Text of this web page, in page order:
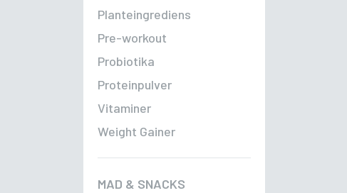
Planteingrediens
Pre-workout
Probiotika
Proteinpulver
Vitaminer
Weight Gainer
MAD & SNACKS